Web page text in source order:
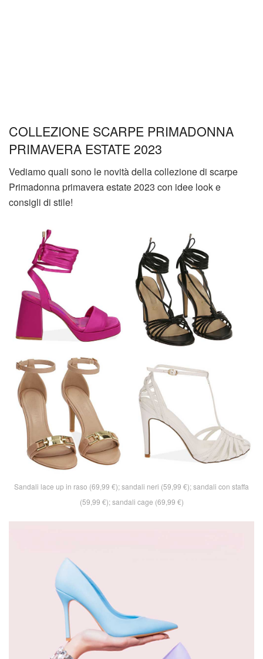
COLLEZIONE SCARPE PRIMADONNA
PRIMAVERA ESTATE 2023
Vediamo quali sono le novità della collezione di scarpe
Primadonna primavera estate 2023 con idee look e
consigli di stile!
Sandali lace up in raso (69,99 €); sandali neri (59,99 €); sandali con staffa
(59,99 €); sandali cage (69,99 €)